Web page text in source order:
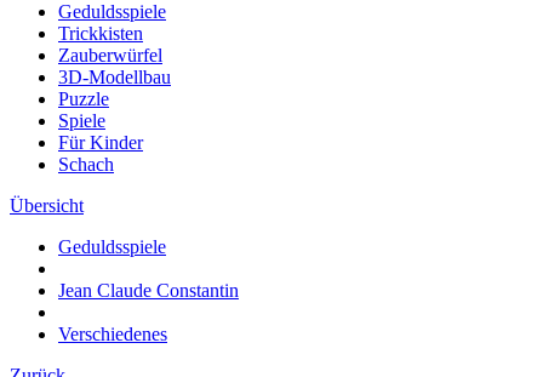
Geduldsspiele
Trickkisten
Zauberwürfel
3D-Modellbau
Puzzle
Spiele
Für Kinder
Schach
Übersicht
Geduldsspiele
Jean Claude Constantin
Verschiedenes